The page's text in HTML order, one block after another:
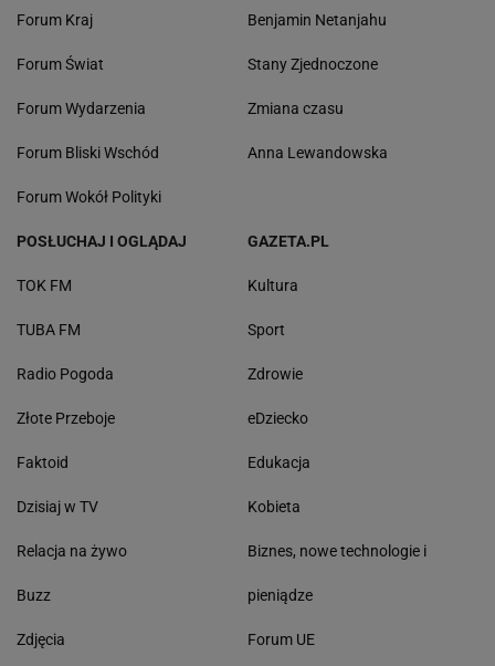
Forum Kraj
Forum Świat
Forum Wydarzenia
Forum Bliski Wschód
Forum Wokół Polityki
Benjamin Netanjahu
Stany Zjednoczone
Zmiana czasu
Anna Lewandowska
POSŁUCHAJ I OGLĄDAJ
TOK FM
TUBA FM
Radio Pogoda
Złote Przeboje
Faktoid
Dzisiaj w TV
Relacja na żywo
Buzz
Zdjęcia
GAZETA.PL
Kultura
Sport
Zdrowie
eDziecko
Edukacja
Kobieta
Biznes, nowe technologie i
pieniądze
Forum UE